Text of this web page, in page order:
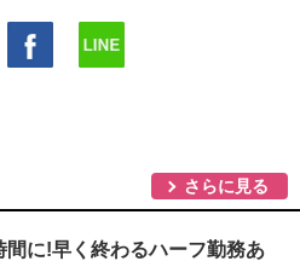
さらに見る
に!早く終わるハーフ勤務あ